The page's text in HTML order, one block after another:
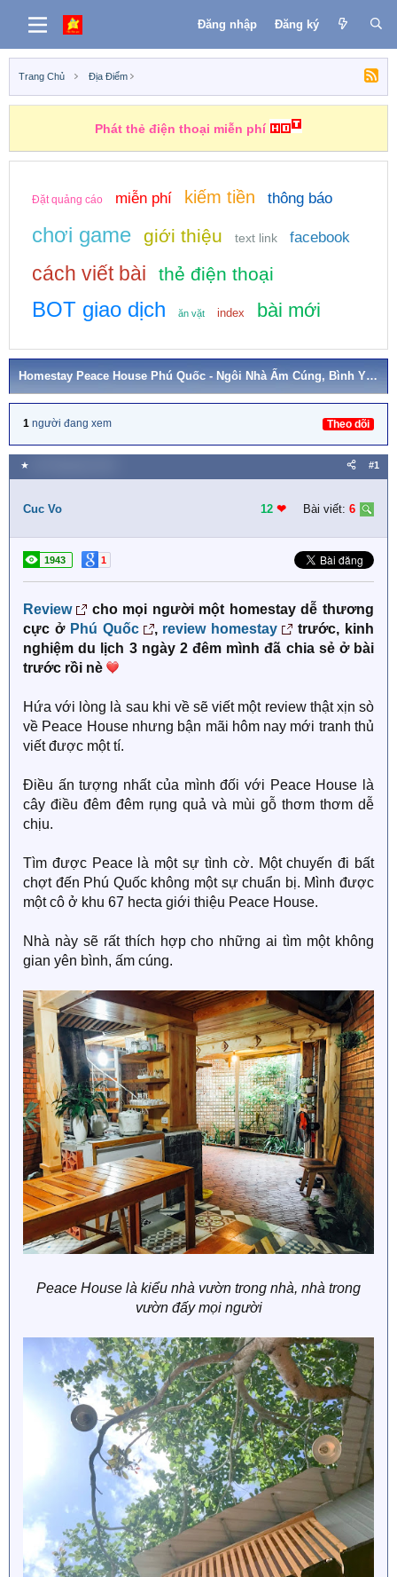
Đăng nhập Đăng ký
Trang Chủ Địa Điểm
Những nhiệm vụ kiếm tiền
Đặt quảng cáo miễn phí kiếm tiền thông báo
chơi game giới thiệu text link facebook
cách viết bài thẻ điện thoại
BOT giao dịch ăn vặt index bài mới
Homestay Peace House Phú Quốc - Ngôi Nhà Ấm Cúng, Bình Yên
1 người đang xem Theo dõi
★ #1
Cuc Vo 12 ❤︎ Bài viết: 6
1943 1
Review
cho mọi người một homestay dễ thương
cực ở Phú Quốc , review homestay
trước, kinh
nghiệm du lịch 3 ngày 2 đêm mình đã chia sẻ ở bài
trước rồi nè
Hứa với lòng là sau khi về sẽ viết một review thật xịn sò
về Peace House nhưng bận mãi hôm nay mới tranh thủ
viết được một tí.
Điều ấn tượng nhất của mình đối với Peace House là
cây điều đêm đêm rụng quả và mùi gỗ thơm thơm dễ
chịu.
Tìm được Peace là một sự tình cờ. Một chuyến đi bất
chợt đến Phú Quốc không một sự chuẩn bị. Mình được
một cô ở khu 67 hecta giới thiệu Peace House.
Nhà này sẽ rất thích hợp cho những ai tìm một không
gian yên bình, ấm cúng.
Peace House là kiểu nhà vườn trong nhà, nhà trong
vườn đấy mọi người